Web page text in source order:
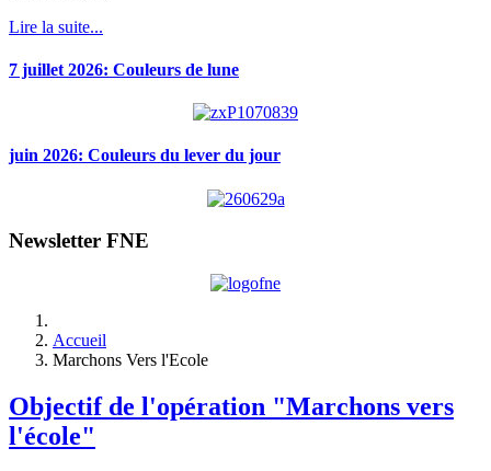
Lire la suite...
7 juillet 2026: Couleurs de lune
juin 2026: Couleurs du lever du jour
Newsletter FNE
Accueil
Marchons Vers l'Ecole
Objectif de l'opération "Marchons vers
l'école"